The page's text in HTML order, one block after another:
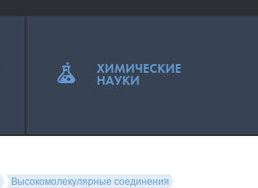
Высокомолекулярные соединения
ХИМИЧЕСКИЕ
НАУКИ